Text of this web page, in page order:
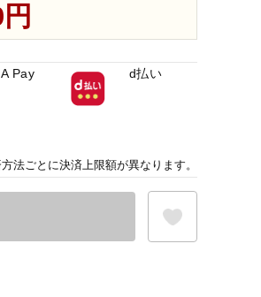
Pay d払い
法ごとに決済上限額が異なります。